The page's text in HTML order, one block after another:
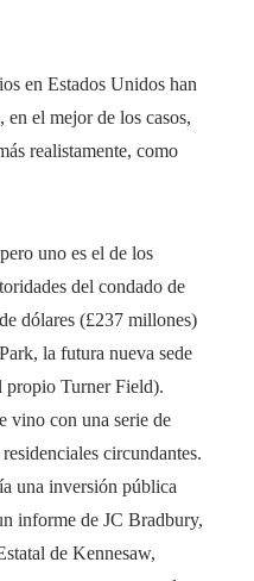
en Estados Unidos han
el mejor de los casos,
realistamente, como
uno es el de los
del condado de
dólares (£237 millones)
la futura nueva sede
propio Turner Field).
vino con una serie de
circundantes.
una inversión pública
informe de JC Bradbury,
de Kennesaw,